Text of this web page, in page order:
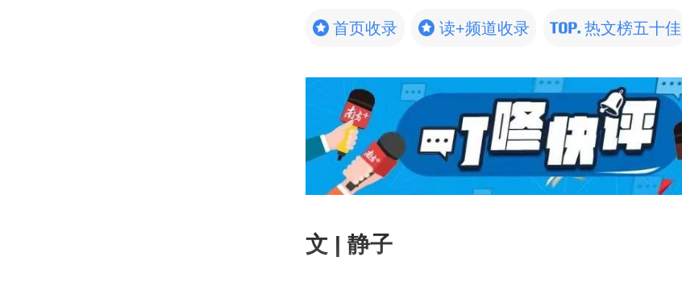
首页收录 读+频道收录 热文榜五十佳
文 | 静子